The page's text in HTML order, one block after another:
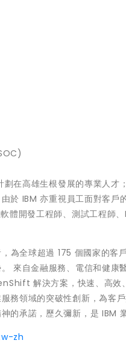
在高雄生根發展的專業人
於 IBM 亦重視員工面對客戶
開發工程師、測試工程師、
為全球超過 175 個國家的客
來自金融服務、電信和健
解決方案，快速、高效
務領域的突破性創新，為客
的承諾，歷久彌新，是 IBM
zh